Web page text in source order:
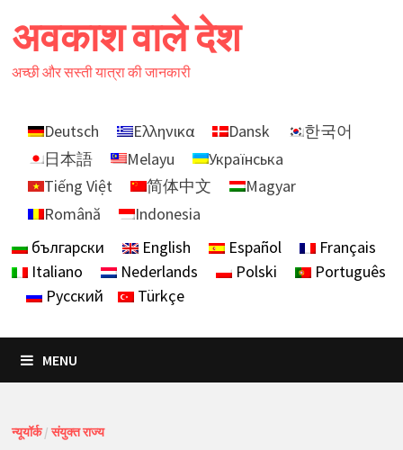
to
content
अवकाश वाले देश
अच्छी और सस्ती यात्रा की जानकारी
Deutsch Ελληνικα Dansk
한국어
日本語
Melayu
Українська
Tiếng Việt
简体中文
Magyar
Română
Indonesia
български
English Español
Français
Italiano
Nederlands Polski
Português
Русский
Türkçe
MENU
न्यूयॉर्क/संयुक्त राज्य